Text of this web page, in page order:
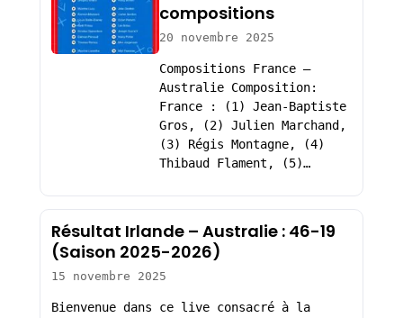
compositions
20 novembre 2025
Compositions France –
Australie Composition:
France : (1) Jean-Baptiste
Gros, (2) Julien Marchand,
(3) Régis Montagne, (4)
Thibaud Flament, (5)…
Résultat Irlande – Australie : 46-19
(Saison 2025-2026)
15 novembre 2025
Bienvenue dans ce live consacré à la